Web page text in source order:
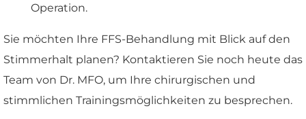
Operation.
Sie möchten Ihre FFS-Behandlung mit Blick auf den
Stimmerhalt planen? Kontaktieren Sie noch heute das
Team von Dr. MFO, um Ihre chirurgischen und
stimmlichen Trainingsmöglichkeiten zu besprechen.